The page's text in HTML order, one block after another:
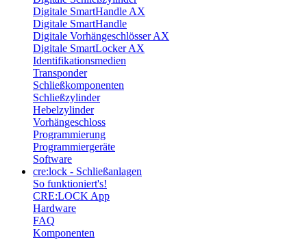
Digitale SmartHandle AX
Digitale SmartHandle
Digitale Vorhängeschlösser AX
Digitale SmartLocker AX
Identifikationsmedien
Transponder
Schließkomponenten
Schließzylinder
Hebelzylinder
Vorhängeschloss
Programmierung
Programmiergeräte
Software
cre:lock - Schließanlagen
So funktioniert's!
CRE:LOCK App
Hardware
FAQ
Komponenten